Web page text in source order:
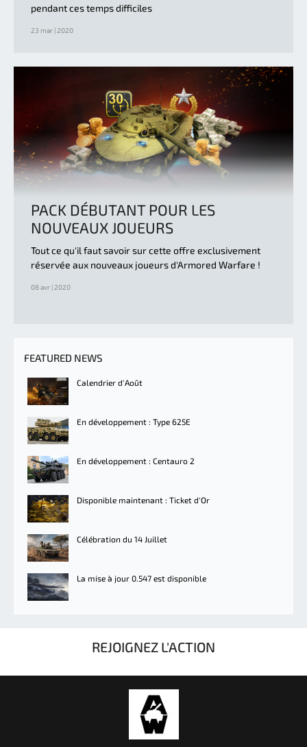
pendant ces temps difficiles
23 mar | 2020
PACK DÉBUTANT POUR LES
NOUVEAUX JOUEURS
Tout ce qu'il faut savoir sur cette offre exclusivement
réservée aux nouveaux joueurs d'Armored Warfare !
08 avr | 2020
FEATURED NEWS
Calendrier d'Août
En développement : Type 625E
En développement : Centauro 2
Disponible maintenant : Ticket d'Or
Célébration du 14 Juillet
La mise à jour 0.547 est disponible
REJOIGNEZ L'ACTION